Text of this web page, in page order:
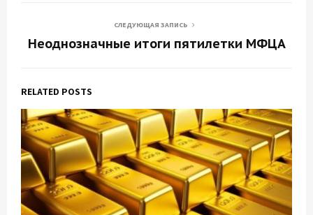
СЛЕДУЮЩАЯ ЗАПИСЬ
Неоднозначные итоги пятилетки МФЦА
RELATED POSTS